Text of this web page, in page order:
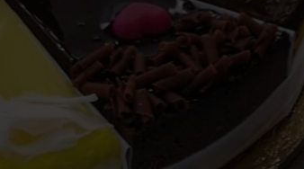
04.
Tropikalna noc w
Tatralandii – letnia
edycja specjalna
08.
Demänovská dolina
Lato pod Chopokiem